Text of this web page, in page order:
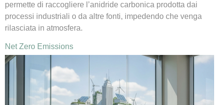
permette di raccogliere l’anidride carbonica prodotta dai
processi industriali o da altre fonti, impedendo che venga
rilasciata in atmosfera.
Net Zero Emissions